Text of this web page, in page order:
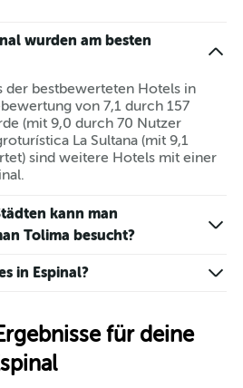
wurden am besten
der bestbewerteten Hotels in
von 7,1 durch 157
(mit 9,0 durch 70 Nutzer
La Sultana (mit 9,1
sind weitere Hotels mit einer
kann man
Tolima besucht?
in Espinal?
für deine